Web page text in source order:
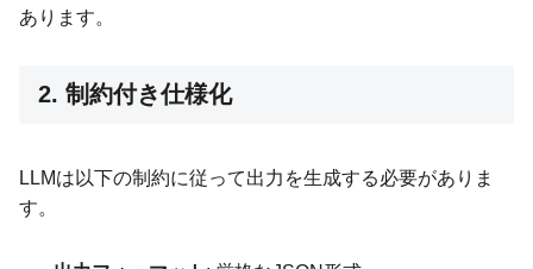
あります。
2. 制約付き仕様化
LLMは以下の制約に従って出力を生成する必要がありま
す。